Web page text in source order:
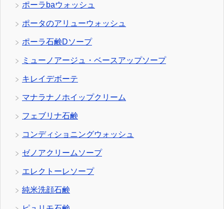
ポーラbaウォッシュ
ポータのアリューウォッシュ
ポーラ石鹸Dソープ
ミューノアージュ・ベースアップソープ
キレイデボーテ
マナラナノホイップクリーム
フェブリナ石鹸
コンディショニングウォッシュ
ゼノアクリームソープ
エレクトーレソープ
純米洗顔石鹸